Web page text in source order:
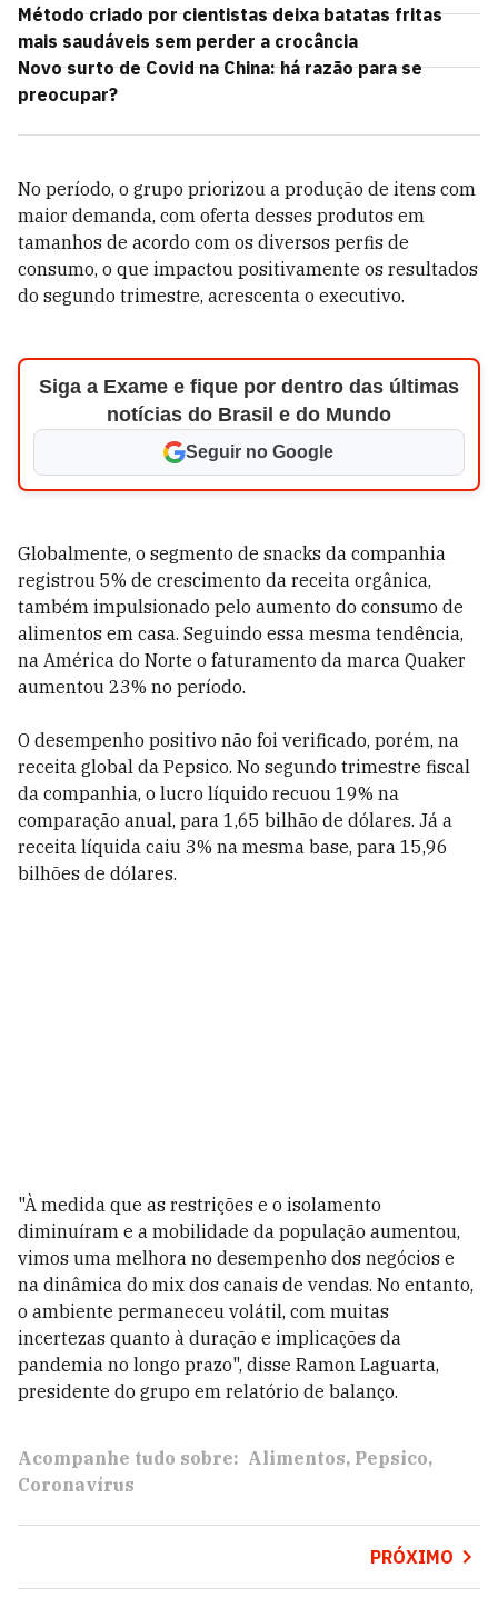
Método criado por cientistas deixa batatas fritas
mais saudáveis sem perder a crocância
Novo surto de Covid na China: há razão para se
preocupar?
No período, o grupo priorizou a produção de itens com
maior demanda, com oferta desses produtos em
tamanhos de acordo com os diversos perfis de
consumo, o que impactou positivamente os resultados
do segundo trimestre, acrescenta o executivo.
Siga a Exame e fique por dentro das últimas
notícias do Brasil e do Mundo
Seguir no Google
Globalmente, o segmento de snacks da companhia
registrou 5% de crescimento da receita orgânica,
também impulsionado pelo aumento do consumo de
alimentos em casa. Seguindo essa mesma tendência,
na América do Norte o faturamento da marca Quaker
aumentou 23% no período.
O desempenho positivo não foi verificado, porém, na
receita global da Pepsico. No segundo trimestre fiscal
da companhia, o lucro líquido recuou 19% na
comparação anual, para 1,65 bilhão de dólares. Já a
receita líquida caiu 3% na mesma base, para 15,96
bilhões de dólares.
"À medida que as restrições e o isolamento
diminuíram e a mobilidade da população aumentou,
vimos uma melhora no desempenho dos negócios e
na dinâmica do mix dos canais de vendas. No entanto,
o ambiente permaneceu volátil, com muitas
incertezas quanto à duração e implicações da
pandemia no longo prazo", disse Ramon Laguarta,
presidente do grupo em relatório de balanço.
Acompanhe tudo sobre: Alimentos Pepsico
Coronavírus
PRÓXIMO